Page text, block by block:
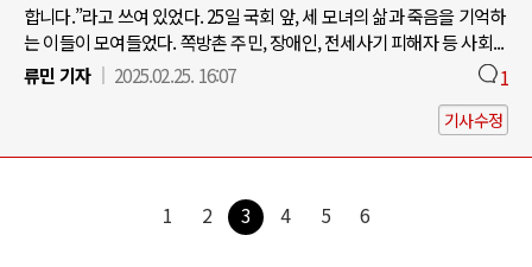
합니다.”라고 쓰여 있었다. 25일 국회 앞, 세 모녀의 삶과 죽음을 기억하
는 이들이 모여들었다. 쪽방촌 주민, 장애인, 전세사기 피해자 등 사회...
류민 기자
2025.02.25. 16:07 1
기사수정
1 2 3 4 5 6